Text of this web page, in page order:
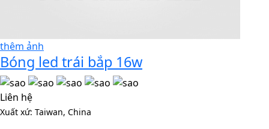
thêm ảnh
Bóng led trái bắp 16w
Liên hệ
Xuất xứ: Taiwan, China